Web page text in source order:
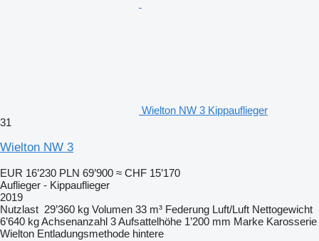
Wielton NW 3 Kippauflieger
31
Wielton NW 3
EUR 16’230 PLN 69’900 ≈ CHF 15’170
Auflieger - Kippauflieger
2019
Nutzlast 29’360 kg Volumen 33 m³ Federung Luft/Luft Nettogewicht
6’640 kgAchsenanzahl 3Aufsattelhöhe 1’200 mm Marke Karosserie
Wielton Entladungsmethode hintere